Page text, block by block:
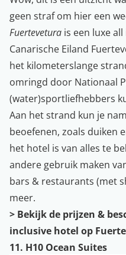
geen straf om hier een
Fuertevetura is een luxe
Canarische Eiland
het kilometerslange
omringd door Nationaal
(water)sportliefhebbers
Aan het strand kun je
beoefenen, zoals duiken
het hotel is van alles te
andere gebruik maken
bars & restaurants (met
meer.
> Bekijk de prijzen &
inclusive hotel op
11. H10 Ocean Suites